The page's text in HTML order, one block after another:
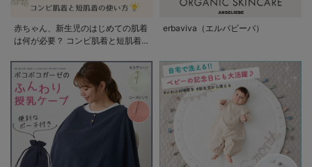
赤ちゃん、新生児のはじめての肌着
は何が必要？ コンビ肌着と短肌着
erbaviva（エルバビーバ）